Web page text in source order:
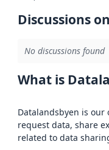
Discussions
No discussions found
What is
Datalandsbyen is
request data, share
related to data